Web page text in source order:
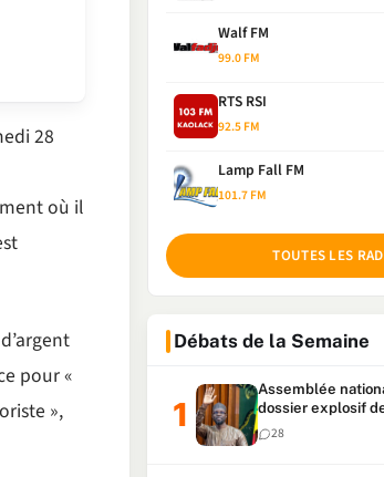
28
où il
pour «
»,
Walf FM
99.0 FM
RTS RSI
92.5 FM
Lamp Fall FM
101.7 FM
TOUTES LES
Débats de la Semaine
Assemblée
dossier explosif
du patrimoine
28